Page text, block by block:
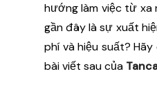
hướng làm việc từ xa
gần đây là sự xuất
phí và hiệu suất?
bài viết sau của